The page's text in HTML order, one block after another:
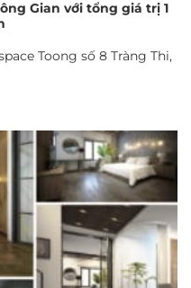
Gian với tổng giá trị 1
Toong số 8 Tràng Thi,